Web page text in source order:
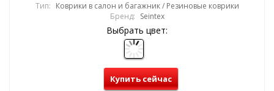
Тип: Коврики в салон и багажник / Резиновые коврики
Бренд: Seintex
Выбрать цвет:
Купить сейчас